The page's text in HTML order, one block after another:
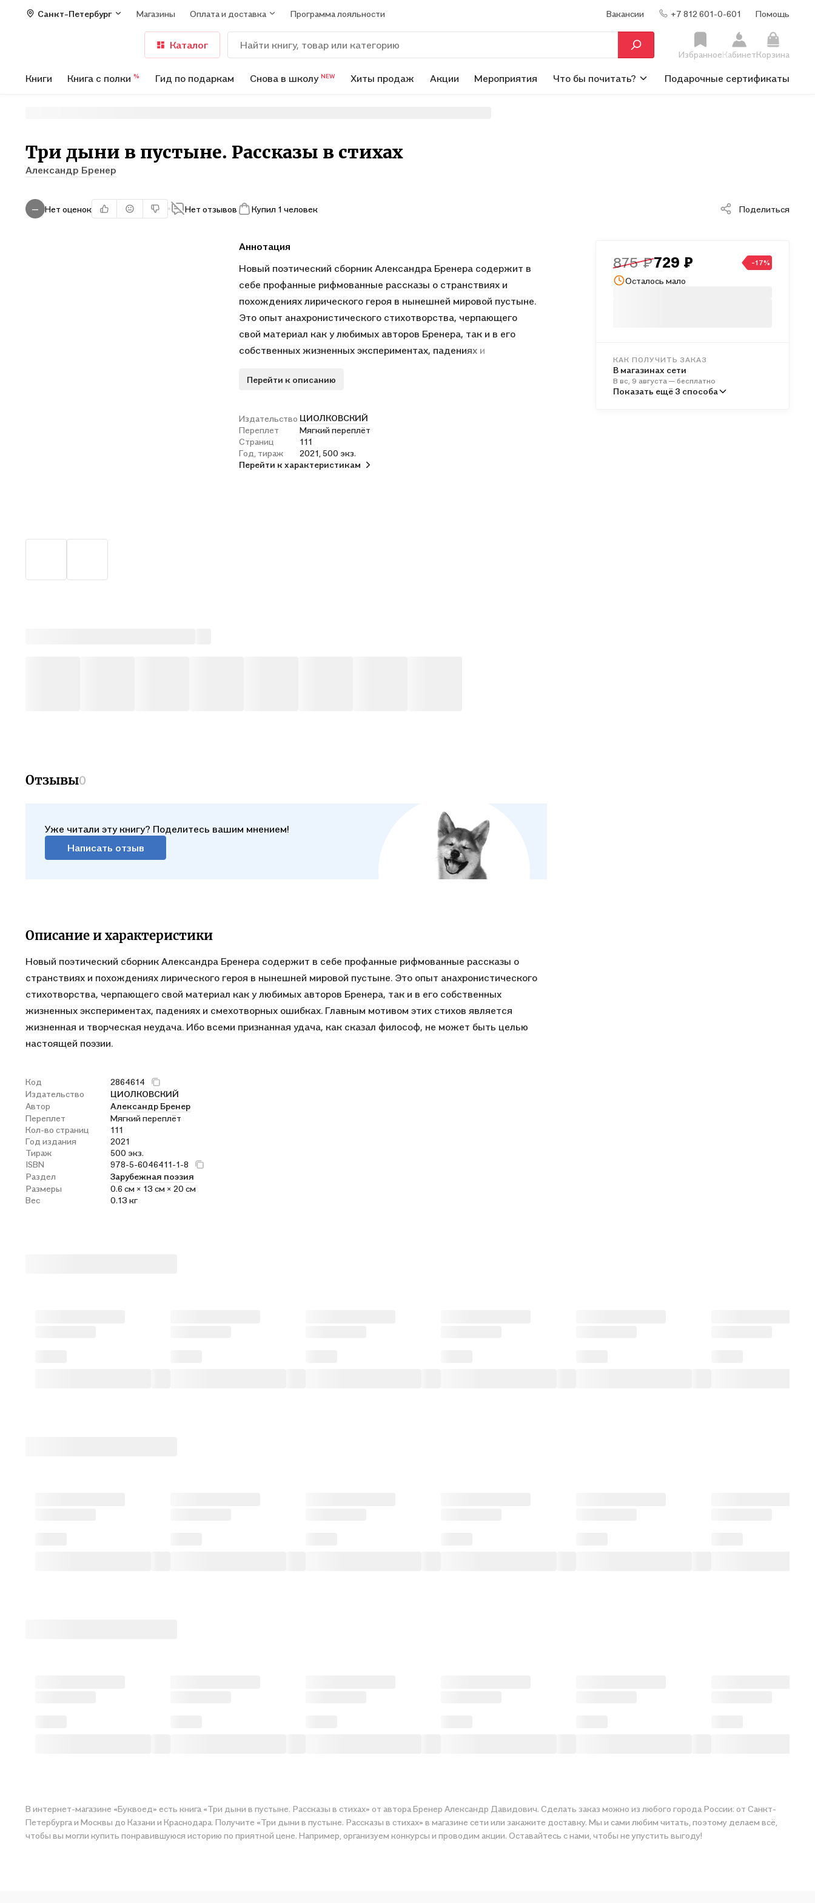
Санкт-Петербург Магазины Оплата и доставка Программа лояльности Вакансии +7 812 601-0-601 Помощь
Каталог
ИзбранноеКабинетКорзина
Книги Книга с полки % Гид по подаркам Снова в школу NEW Хиты продаж Акции Мероприятия Что бы почитать? Подарочные сертификаты
Три дыни в пустыне. Рассказы в стихах
Александр Бренер
— Нет оценок Нет отзывов Купил 1 человек Поделиться
Аннотация
Новый поэтический сборник Александра Бренера содержит в
себе профанные рифмованные рассказы о странствиях и
похождениях лирического героя в нынешней мировой пустыне.
Это опыт анахронистического стихотворства, черпающего
свой материал как у любимых авторов Бренера, так и в его
собственных жизненных экспериментах, падениях и
является жизненная и творческая неудача. Ибо всеми
настоящей поэзии.
Перейти к описанию
Издательство ЦИОЛКОВСКИЙ
Переплет
Мягкий переплёт
Страниц
111
Год, тираж
2021, 500 экз.
Перейти к характеристикам
875 ₽729 ₽ -17%
Осталось мало
КАК ПОЛУЧИТЬ ЗАКАЗ
В магазинах сети
В вс, 9 августа — бесплатно
В пунктах выдачи
Показать ещё 3 способа
Отзывы0
Уже читали эту книгу? Поделитесь вашим мнением!
Написать отзыв
Описание и характеристики
Новый поэтический сборник Александра Бренера содержит в себе профанные рифмованные рассказы о
странствиях и похождениях лирического героя в нынешней мировой пустыне. Это опыт анахронистического
стихотворства, черпающего свой материал как у любимых авторов Бренера, так и в его собственных
жизненных экспериментах, падениях и смехотворных ошибках. Главным мотивом этих стихов является
жизненная и творческая неудача. Ибо всеми признанная удача, как сказал философ, не может быть целью
настоящей поэзии.
Код
2864614
Издательство
ЦИОЛКОВСКИЙ
Автор
Александр Бренер
Переплет
Мягкий переплёт
Кол-во страниц
111
Год издания
2021
Тираж
500 экз.
ISBN
978-5-6046411-1-8
Раздел
Зарубежная поэзия
Размеры
0.6 см × 13 см × 20 см
Вес
0.13 кг
В интернет-магазине «Буквоед» есть книга «Три дыни в пустыне. Рассказы в стихах» от автора Бренер Александр Давидович. Сделать заказ можно из любого города России: от Санкт-
Петербурга и Москвы до Казани и Краснодара. Получите «Три дыни в пустыне. Рассказы в стихах» в магазине сети или закажите доставку. Мы и сами любим читать, поэтому делаем всё,
чтобы вы могли купить понравившуюся историю по приятной цене. Например, организуем конкурсы и проводим акции. Оставайтесь с нами, чтобы не упустить выгоду!